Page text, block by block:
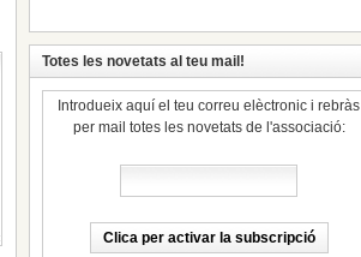
Totes les novetats al teu mail!
Introdueix aquí el teu correu elèctronic i rebràs
per mail totes les novetats de l'associació: